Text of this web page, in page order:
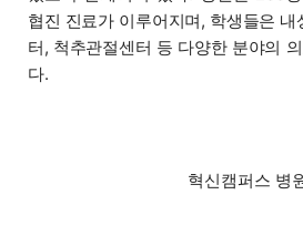
협진 진료가 이루어지며, 학생들은 내
터, 척추관절센터 등 다양한 분야의
다.
혁신캠퍼스 병